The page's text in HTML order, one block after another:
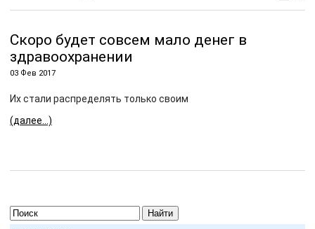
Скоро будет совсем мало денег в
здравоохранении
03 Фев 2017
Их стали распределять только своим
(далее…)
Найти